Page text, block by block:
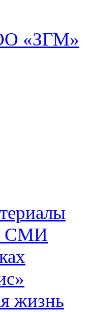
«ЗГМ»
СМИ
жизнь